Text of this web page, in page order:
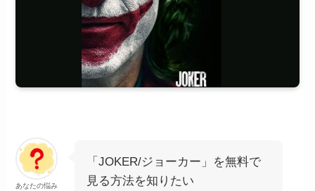
あなたの悩み
「JOKER/ジョーカー」を無料で
見る方法を知りたい